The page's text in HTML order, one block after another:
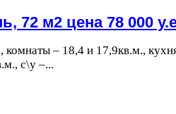
72 м2 цена 78 000
– 18,4 и 17,9кв.м.,
с\у –...